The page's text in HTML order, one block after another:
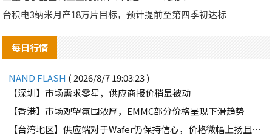
台积电3纳米月产18万片目标，预计提前至第四季初达标
每日行情
NAND FLASH ( 2026/8/7 19:03:23 )
【深圳】市场需求零星，供应商报价稍显被动
【香港】市场观望氛围浓厚，EMMC部分价格呈现下滑趋势
【台湾地区】供应端对于Wafer仍保持信心，价格微幅上扬且惜售态度不变